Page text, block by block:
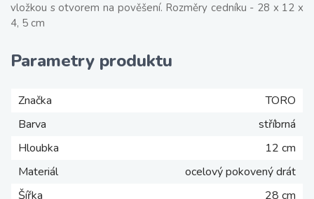
vložkou s otvorem na pověšení. Rozměry cedníku - 28 x 12 x
4, 5 cm
Parametry produktu
Značka
TORO
Barva
stříbrná
Hloubka
12 cm
Materiál
ocelový pokovený drát
Šířka
28 cm